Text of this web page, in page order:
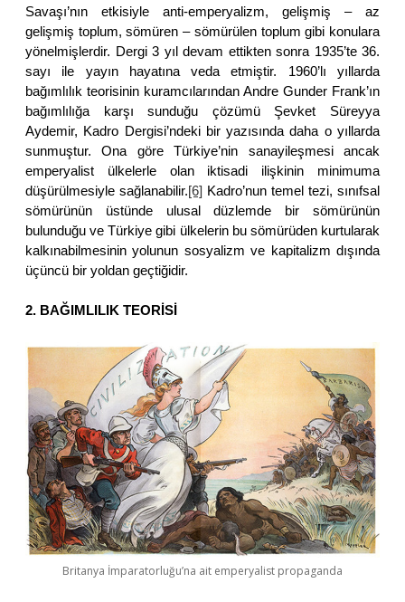
Savaşı’nın etkisiyle anti-emperyalizm, gelişmiş – az
gelişmiş toplum, sömüren – sömürülen toplum gibi konulara
yönelmişlerdir. Dergi 3 yıl devam ettikten sonra 1935’te 36.
sayı ile yayın hayatına veda etmiştir. 1960’lı yıllarda
bağımlılık teorisinin kuramcılarından Andre Gunder Frank’ın
bağımlılığa karşı sunduğu çözümü Şevket Süreyya
Aydemir, Kadro Dergisi’ndeki bir yazısında daha o yıllarda
sunmuştur. Ona göre Türkiye’nin sanayileşmesi ancak
emperyalist ülkelerle olan iktisadi ilişkinin minimuma
düşürülmesiyle sağlanabilir.[6] Kadro’nun temel tezi, sınıfsal
sömürünün üstünde ulusal düzlemde bir sömürünün
bulunduğu ve Türkiye gibi ülkelerin bu sömürüden kurtularak
kalkınabilmesinin yolunun sosyalizm ve kapitalizm dışında
üçüncü bir yoldan geçtiğidir.
2. BAĞIMLILIK TEORİSİ
Britanya İmparatorluğu’na ait emperyalist propaganda